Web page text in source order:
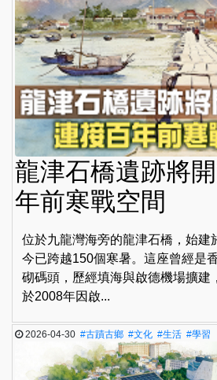
龍津石橋遺跡將
年前寒戰空間
位於九龍灣海旁的龍津石橋，始建
今已跨越150個寒暑。這座曾經是
砌碼頭，歷經填海與啟德機場擴建
於2008年因啟...
2026-04-30#古蹟古鄉 #文化 #生活 #學習